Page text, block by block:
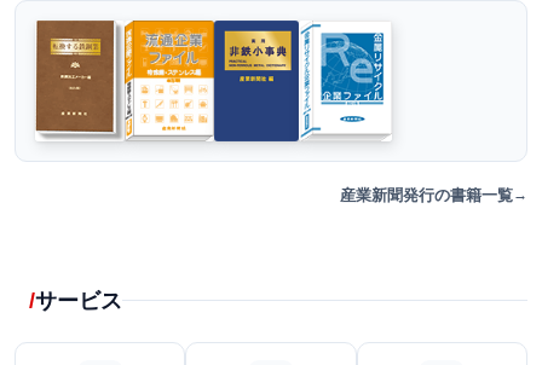
産業新聞発行の書籍一覧
サービス